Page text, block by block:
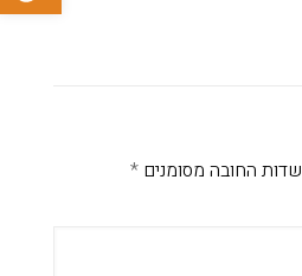
שדות החובה מסומנים *